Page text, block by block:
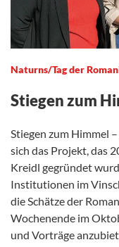
Naturns/Tag der
Stiegen zum
Stiegen zum Himmel
sich das Projekt, das
Kreidl gegründet
Institutionen im
die Schätze der
Wochenende im
und Vorträge